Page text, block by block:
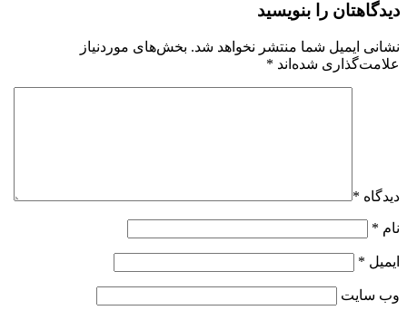
دیدگاهتان را بنویسید
نشانی ایمیل شما منتشر نخواهد شد. بخش‌های موردنیاز
علامت‌گذاری شده‌اند *
دیدگاه *
نام *
ایمیل *
وب‌ سایت